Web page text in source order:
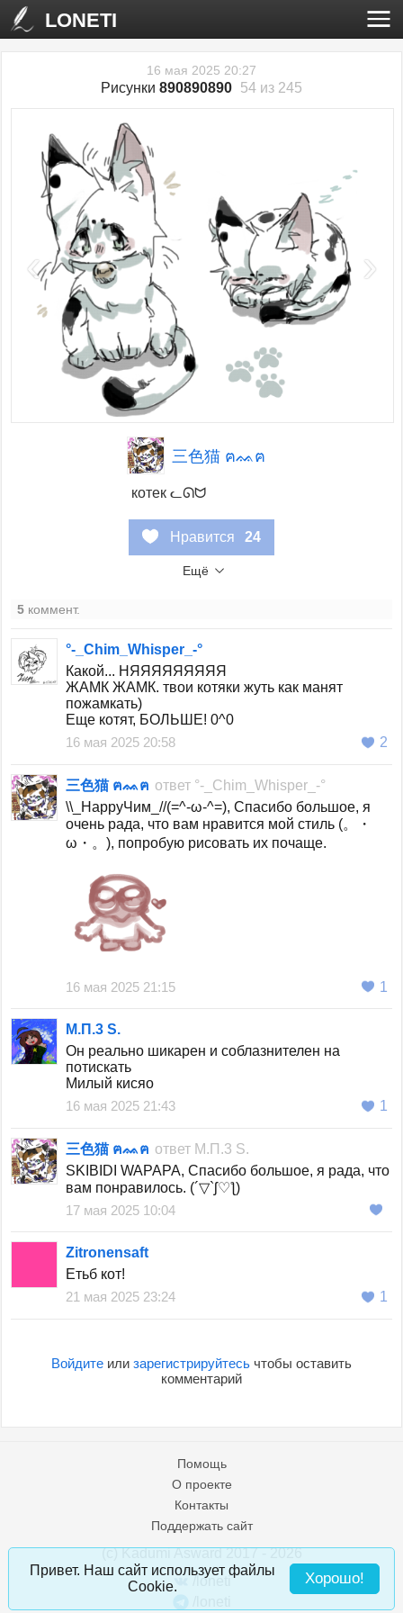
LONETI
16 мая 2025 20:27
Рисунки 890890890 54 из 245
‹ ›
三色猫 ฅᨐฅ
котек ᓚᘏᗢ
Нравится 24
Ещё
5 коммент.
°-_Chim_Whisper_-°
Какой... НЯЯЯЯЯЯЯЯЯ
ЖАМК ЖАМК. твои котяки жуть как манят
пожамкать)
Еще котят, БОЛЬШЕ! 0^0
16 мая 2025 20:58
2
三色猫 ฅᨐฅ ответ °-_Chim_Whisper_-°
\\_HappyЧим_//(=^-ω-^=), Спасибо большое, я
очень рада, что вам нравится мой стиль (。・
ω・。), попробую рисовать их почаще.
16 мая 2025 21:15 1
М.П.3 S.
Он реально шикарен и соблазнителен на
потискать
Милый кисяо
16 мая 2025 21:43
1
三色猫 ฅᨐฅ ответ М.П.3 S.
SKIBIDI WAPAPA, Спасибо большое, я рада, что
вам понравилось. (´▽`ʃ♡ƪ)
17 мая 2025 10:04
Zitronensaft
Етьб кот!
21 мая 2025 23:24
1
Войдитеили зарегистрируйтесьчтобы оставить
комментарий
/loneti
(c) Kadumi Asward 2017 - 2026 :)
Помощь
О проекте
Контакты
Поддержать сайт
Привет. Наш сайт использует файлы
Cookie.
Хорошо!